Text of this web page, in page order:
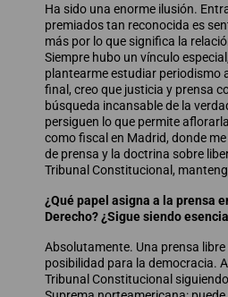
Ha sido una enorme ilusión.
premiados tan reconocida es
más por lo que significa la
Siempre hubo un vínculo
plantearme estudiar periodismo
final, creo que justicia y prensa
búsqueda incansable de la
persiguen lo que permite
como fiscal en Madrid, donde
de prensa y la doctrina sobre
Tribunal Constitucional,
¿Qué papel asigna a la prensa
Derecho? ¿Sigue siendo
Absolutamente. Una prensa
posibilidad para la democracia.
Tribunal Constitucional